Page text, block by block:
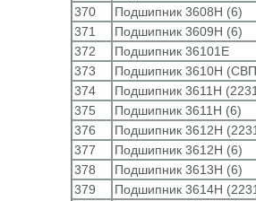
370
Подшипник 3608Н (6)
371
Подшипник 3609Н (6)
372
Подшипник 36101Е
373
Подшипник 3610Н
374
Подшипник 3611Н
375
Подшипник 3611Н (6)
376
Подшипник 3612Н
377
Подшипник 3612Н (6)
378
Подшипник 3613Н (6)
379
Подшипник 3614Н